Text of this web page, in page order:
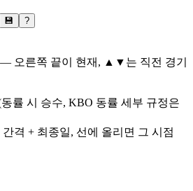
💾 ?
오른쪽 끝이 현재, ▲▼는 직전 경기
률 시 승수, KBO 동률 세부 규정은
격 + 최종일, 선에 올리면 그 시점